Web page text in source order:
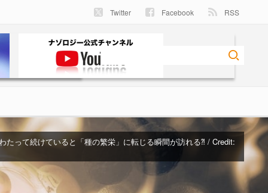
Twitter Facebook RSS
たって続けていると「種の繁栄」に転じる瞬間が訪れる⁈ / Credit: